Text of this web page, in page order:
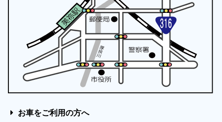
お車をご利用の方へ